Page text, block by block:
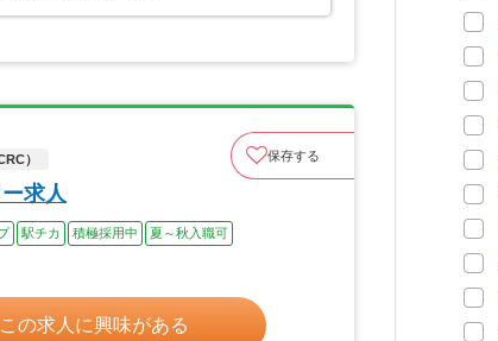
） 保存する
求人
駅チカ 積極採用中
夏～秋入職可
この求人に興味がある